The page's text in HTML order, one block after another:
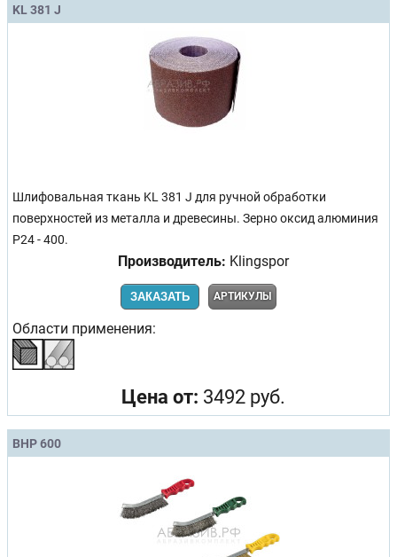
KL 381 J
Шлифовальная ткань KL 381 J для ручной обработки
поверхностей из металла и древесины. Зерно оксид алюминия
Р24 - 400.
Производитель: Klingspor
ЗАКАЗАТЬ АРТИКУЛЫ
Области применения:
Цена от: 3492 руб.
BHP 600